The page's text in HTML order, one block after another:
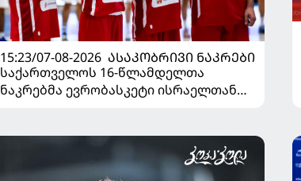
15:23/07-08-2026 ᲐᲡᲐᲙᲝᲑᲠᲘᲕᲘ ᲜᲐᲙᲠᲔᲑᲘ
საქართველოს 16-წლამდელთა
ნაკრებმა ევრობასკეტი ისრაელთან